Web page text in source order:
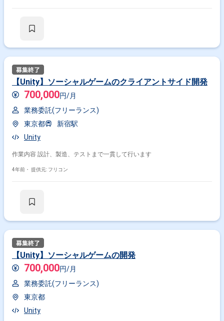
【Unity】ソーシャルゲームのクライアントサイド開発
700,000円/月
業務委託(フリーランス)
東京都
新宿駅
Unity
作業内容 設計、製造、テストまで一貫して行います
4年前・ 提供元: フリコン
【Unity】ソーシャルゲームの開発
700,000円/月
業務委託(フリーランス)
東京都
Unity